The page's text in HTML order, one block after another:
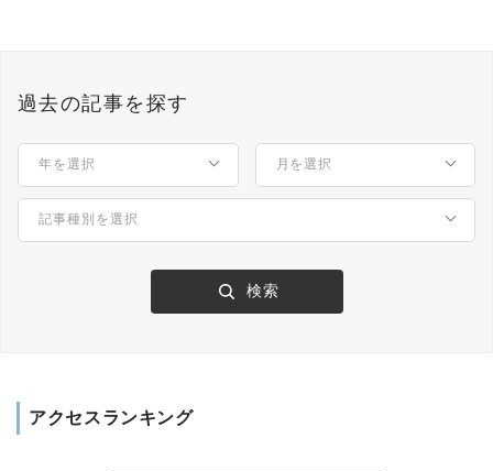
過去の記事を探す
アクセスランキング